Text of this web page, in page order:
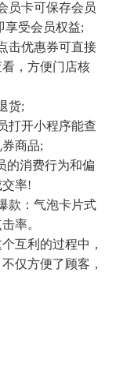
卡可保存会员
享受会员权益;
优惠券可直接
，方便门店核
货;
开小程序能查
商品;
消费行为和偏
率!
：气泡卡片式
率。
互利的过程中，
仅方便了顾客，